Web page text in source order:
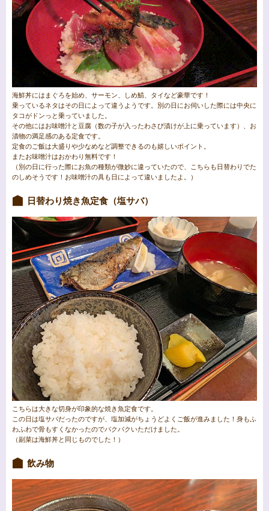
海鮮丼にはまぐろを始め、サーモン、しめ鯖、タイなど豪華です！
乗っているネタはその日によって違うようです。 別の日にお伺いした際には中央に
タコがドンっと乗っていました。
その他にはお味噌汁と豆腐（数の子が入ったわさび漬けが上に乗っています）、 お
漬物の満足感のある定食です。
定食のご飯は大盛りや少なめなど調整できるのも嬉しいポイント。
またお味噌汁はおかわり無料です！
（別の日に行った際にお魚の種類が微妙に違っていたので、こちらも日替わりでた
のしめそうです！お味噌汁の具も日によって違いましたよ。）
日替わり焼き魚定食（塩サバ）
こちらは大きな切身が印象的な焼き魚定食です。
この日は塩サバだったのですが、 塩加減がちょうどよくご飯が進みました！ 身もふ
わふわで骨もすくなかったのでパクパクいただけました。
（副菜は海鮮丼と同じものでした！）
飲み物